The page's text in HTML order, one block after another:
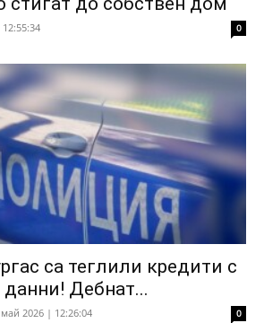
0
са теглили кредити с
Дебнат...
2026 | 12:26:04 0